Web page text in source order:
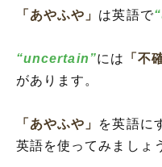
「あやふや」 は英語で
“uncertain”には 「不
があります。
「あやふや」 を英語に
英語を使ってみましょ